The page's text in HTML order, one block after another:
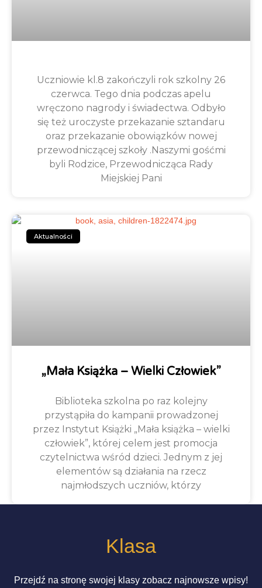
Uczniowie kl.8 zakończyli rok szkolny 26
czerwca. Tego dnia podczas apelu
wręczono nagrody i świadectwa. Odbyło
się też uroczyste przekazanie sztandaru
oraz przekazanie obowiązków nowej
przewodniczącej szkoły .Naszymi gośćmi
byli Rodzice, Przewodnicząca Rady
Miejskiej Pani
Aktualności
„Mała Książka – Wielki Człowiek”
Biblioteka szkolna po raz kolejny
przystąpiła do kampanii prowadzonej
przez Instytut Książki „Mała książka – wielki
człowiek”, której celem jest promocja
czytelnictwa wśród dzieci. Jednym z jej
elementów są działania na rzecz
najmłodszych uczniów, którzy
Klasa
Przejdź na stronę swojej klasy zobacz najnowsze wpisy!